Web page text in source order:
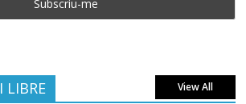
LIBRE View All